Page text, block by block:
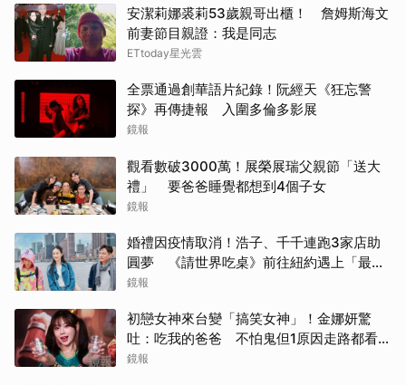
安潔莉娜裘莉53歲親哥出櫃！ 詹姆斯海文
前妻節目親證：我是同志
ETtoday星光雲
全票通過創華語片紀錄！阮經天《狂忘警
探》再傳捷報 入圍多倫多影展
鏡報
觀看數破3000萬！展榮展瑞父親節「送大
禮」 要爸爸睡覺都想到4個子女
鏡報
婚禮因疫情取消！浩子、千千連跑3家店助
圓夢 《請世界吃桌》前往紐約遇上「最多
限制」
鏡報
初戀女神來台變「搞笑女神」！金娜妍驚
吐：吃我的爸爸 不怕鬼但1原因走路都看地
上
鏡報